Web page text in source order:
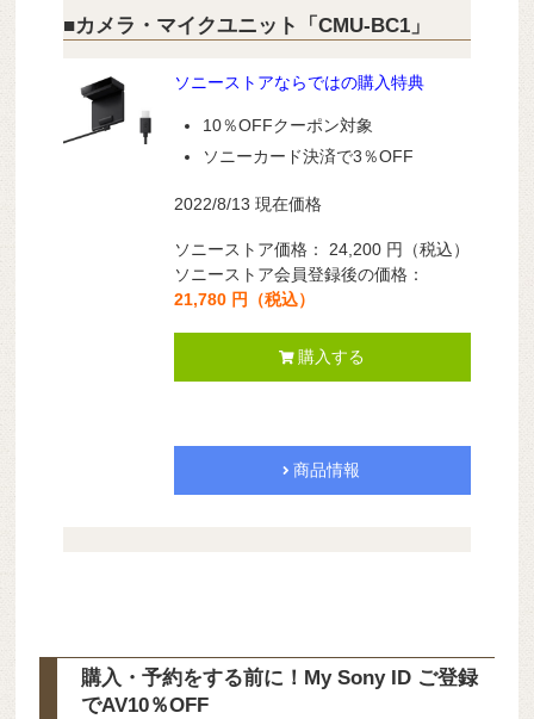
■カメラ・マイクユニット「CMU-BC1」
ソニーストアならではの購入特典
10％OFFクーポン対象
ソニーカード決済で3％OFF
2022/8/13 現在価格
ソニーストア価格： 24,200 円（税込）
ソニーストア会員登録後の価格：
21,780 円（税込）
購入する
商品情報
購入・予約をする前に！My Sony ID ご登録
でAV10％OFF